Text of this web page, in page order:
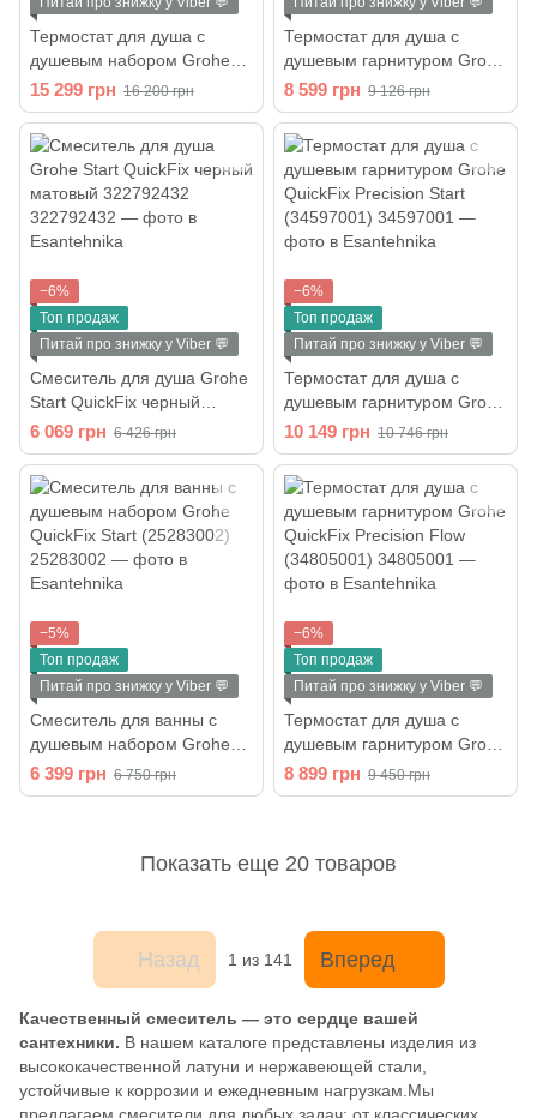
Термостат для душа с
душевым набором Grohe
QuickFix Precision Start
Black чёрный матовый
(UA303908T1)
15 299 грн 16 200 грн
Термостат для душа с
душевым гарнитуром Grohe
QuickFix Precision Flow
(34800001)
8 599 грн 9 126 грн
−6%
Топ продаж
Питай про знижку у Viber 💬
Смеситель для душа Grohe
Start QuickFix черный
матовый 322792432
6 069 грн 6 426 грн
−6%
Топ продаж
Питай про знижку у Viber 💬
Термостат для душа с
душевым гарнитуром Grohe
QuickFix Precision Start
(34597001)
10 149 грн 10 746 грн
−5%
Топ продаж
Питай про знижку у Viber 💬
Смеситель для ванны с
душевым набором Grohe
QuickFix Start (25283002)
6 399 грн 6 750 грн
−6%
Топ продаж
Питай про знижку у Viber 💬
Термостат для душа с
душевым гарнитуром Grohe
QuickFix Precision Flow
(34805001)
8 899 грн 9 450 грн
Показать еще 20 товаров
Назад 1 из 141 Вперед
Качественный смеситель — это сердце вашей
сантехники. В нашем каталоге представлены изделия из
высококачественной латуни и нержавеющей стали,
устойчивые к коррозии и ежедневным нагрузкам.Мы